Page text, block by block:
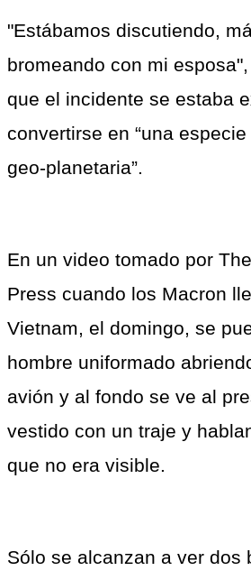
"Estábamos discutiendo,
bromeando con mi
que el incidente se estaba
convertirse en “una
geo-planetaria”.
En un video tomado por
Press cuando los Macron
Vietnam, el domingo, se
hombre uniformado
avión y al fondo se ve al
vestido con un traje y
que no era visible.
Sólo se alcanzan a ver dos